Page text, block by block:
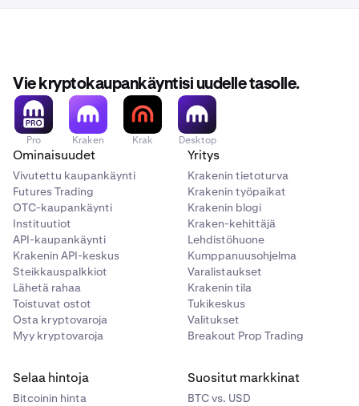
Vie kryptokaupankäyntisi uudelle tasolle.
Pro Kraken Krak Desktop
Ominaisuudet
Vivutettu kaupankäynti
Futures Trading
OTC-kaupankäynti
Instituutiot
API-kaupankäynti
Krakenin API-keskus
Steikkauspalkkiot
Lähetä rahaa
Toistuvat ostot
Osta kryptovaroja
Myy kryptovaroja
Yritys
Krakenin tietoturva
Krakenin työpaikat
Krakenin blogi
Kraken-kehittäjä
Lehdistöhuone
Kumppanuusohjelma
Varalistaukset
Krakenin tila
Tukikeskus
Valitukset
Breakout Prop Trading
Selaa hintoja
Bitcoinin hinta
Suositut markkinat
BTC vs. USD